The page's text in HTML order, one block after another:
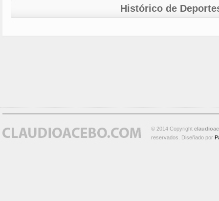
Histórico de
© 2014 Copyright
reservados. Diseñado por